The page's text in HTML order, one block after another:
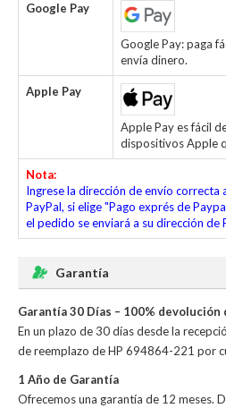
Google Pay
Google Pay: paga
envía dinero.
Apple Pay
Apple Pay es fácil
dispositivos Apple
Nota:
Ingrese la dirección de envío correcta
PayPal, si elige "Pago exprés de
el pedido se enviará a su dirección de
Garantía
Garantía 30 Días – 100%
En un plazo de 30 días desde la
de reemplazo de HP 694864-221 por
1 Año de Garantía
Ofrecemos una garantía de 12 meses.